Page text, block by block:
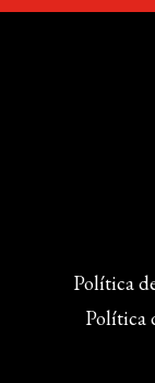
Política
Política